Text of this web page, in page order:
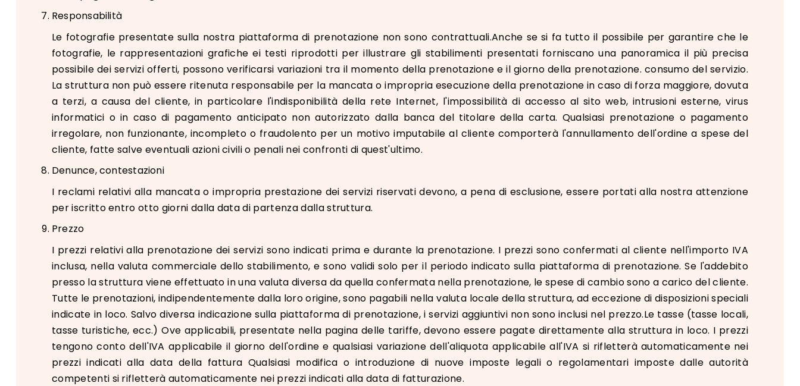
Responsabilità
Le fotografie presentate sulla nostra piattaforma di prenotazione non sono contrattuali.Anche se si fa tutto il possibile per garantire che le
fotografie, le rappresentazioni grafiche ei testi riprodotti per illustrare gli stabilimenti presentati forniscano una panoramica il più precisa
possibile dei servizi offerti, possono verificarsi variazioni tra il momento della prenotazione e il giorno della prenotazione. consumo del servizio.
La struttura non può essere ritenuta responsabile per la mancata o impropria esecuzione della prenotazione in caso di forza maggiore, dovuta
a terzi, a causa del cliente, in particolare l'indisponibilità della rete Internet, l'impossibilità di accesso al sito web, intrusioni esterne, virus
informatici o in caso di pagamento anticipato non autorizzato dalla banca del titolare della carta. Qualsiasi prenotazione o pagamento
irregolare, non funzionante, incompleto o fraudolento per un motivo imputabile al cliente comporterà l'annullamento dell'ordine a spese del
cliente, fatte salve eventuali azioni civili o penali nei confronti di quest'ultimo.
Denunce, contestazioni
I reclami relativi alla mancata o impropria prestazione dei servizi riservati devono, a pena di esclusione, essere portati alla nostra attenzione
per iscritto entro otto giorni dalla data di partenza dalla struttura.
Prezzo
I prezzi relativi alla prenotazione dei servizi sono indicati prima e durante la prenotazione. I prezzi sono confermati al cliente nell'importo IVA
inclusa, nella valuta commerciale dello stabilimento, e sono validi solo per il periodo indicato sulla piattaforma di prenotazione. Se l'addebito
presso la struttura viene effettuato in una valuta diversa da quella confermata nella prenotazione, le spese di cambio sono a carico del cliente.
Tutte le prenotazioni, indipendentemente dalla loro origine, sono pagabili nella valuta locale della struttura, ad eccezione di disposizioni speciali
indicate in loco. Salvo diversa indicazione sulla piattaforma di prenotazione, i servizi aggiuntivi non sono inclusi nel prezzo.Le tasse (tasse locali,
tasse turistiche, ecc.) Ove applicabili, presentate nella pagina delle tariffe, devono essere pagate direttamente alla struttura in loco. I prezzi
tengono conto dell'IVA applicabile il giorno dell'ordine e qualsiasi variazione dell'aliquota applicabile all'IVA si rifletterà automaticamente nei
prezzi indicati alla data della fattura Qualsiasi modifica o introduzione di nuove imposte legali o regolamentari imposte dalle autorità
competenti si rifletterà automaticamente nei prezzi indicati alla data di fatturazione.